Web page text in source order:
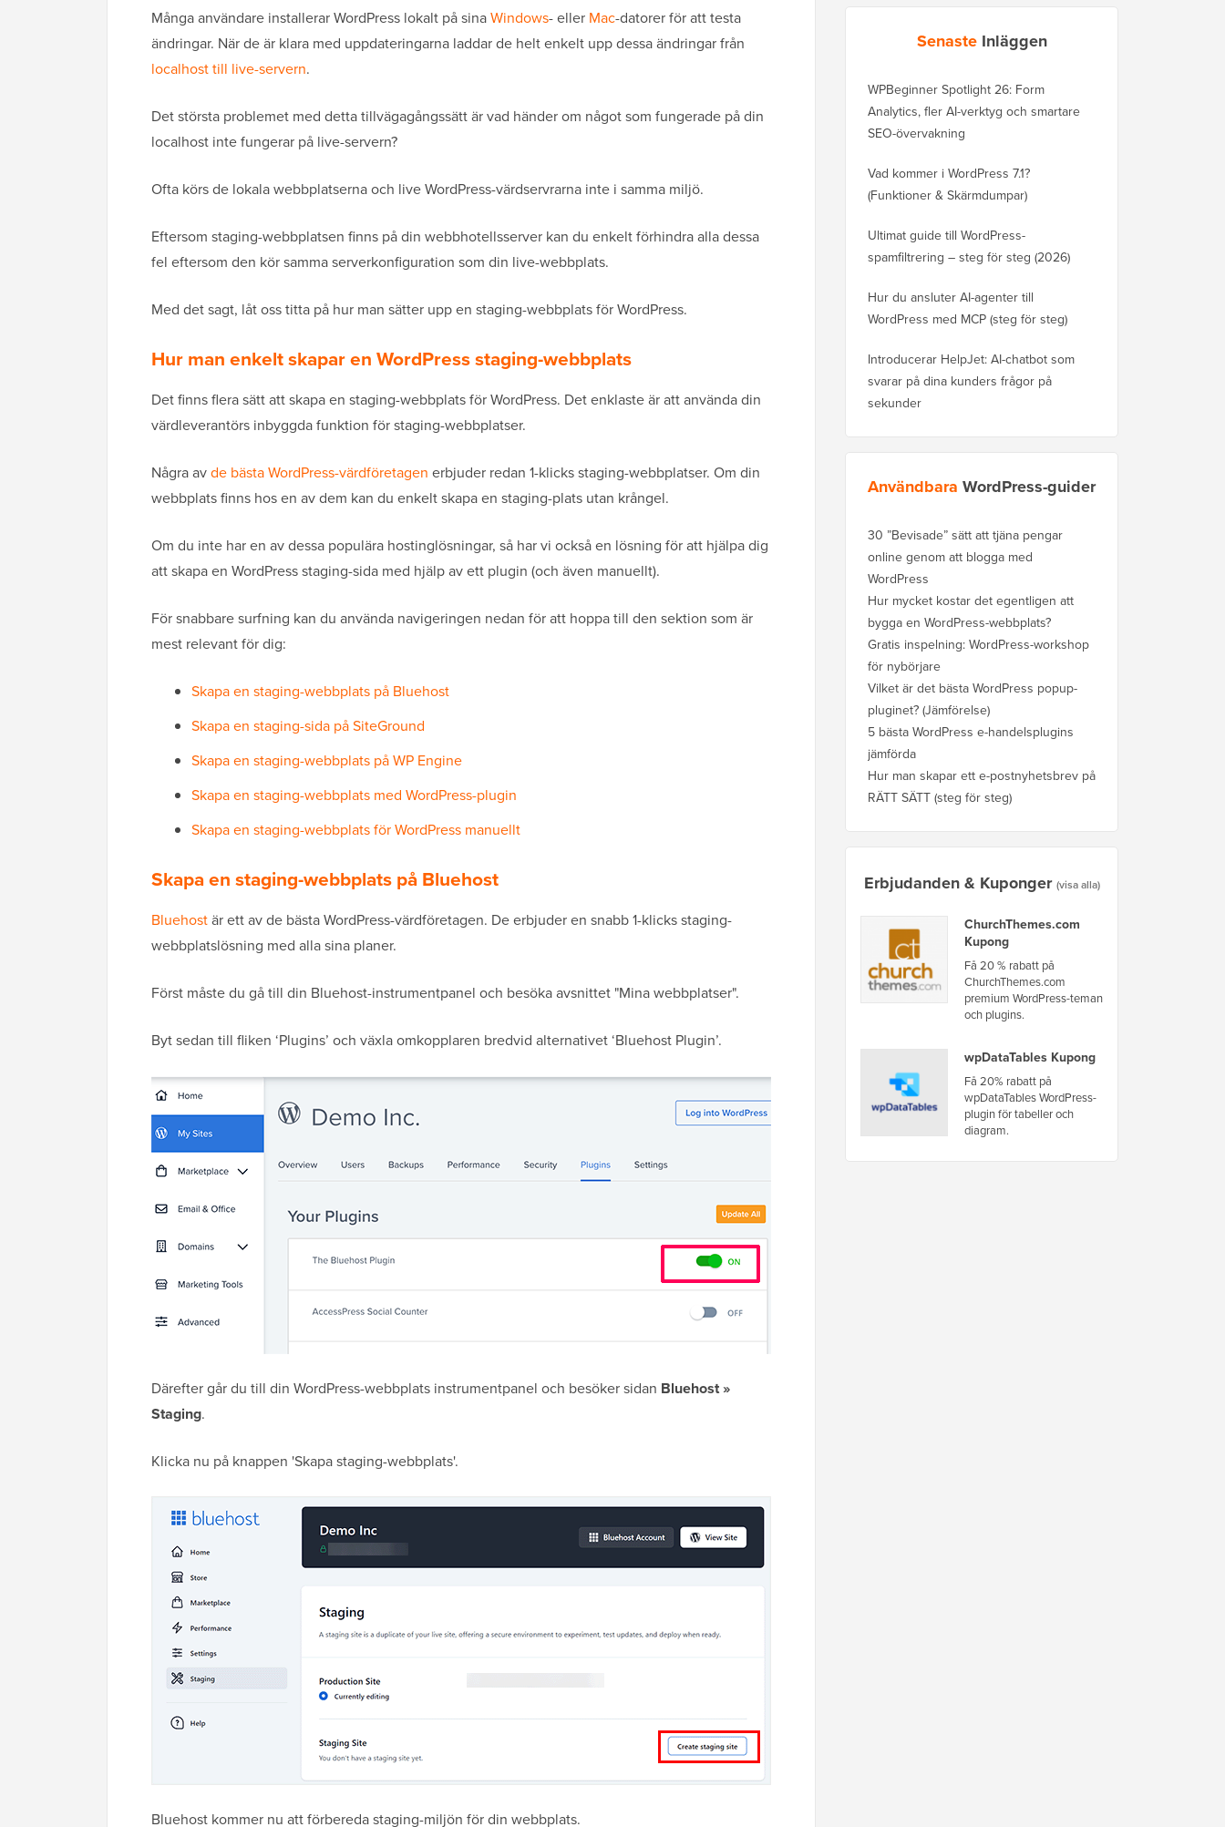
Många användare installerar WordPress lokalt på sinaWindows- eller Mac-datorer för att testa
ändringar. När de är klara med uppdateringarna laddar de helt enkelt upp dessa ändringar från
localhost till live-servern.
Det största problemet med detta tillvägagångssätt är vad händer om något som fungerade på din
localhost inte fungerar på live-servern?
Ofta körs de lokala webbplatserna och live WordPress-värdservrarna inte i samma miljö.
Eftersom staging-webbplatsen finns på din webbhotellsserver kan du enkelt förhindra alla dessa
fel eftersom den kör samma serverkonfiguration som din live-webbplats.
Med det sagt, låt oss titta på hur man sätter upp en staging-webbplats för WordPress.
Hur man enkelt skapar en WordPress staging-webbplats
Det finns flera sätt att skapa en staging-webbplats för WordPress. Det enklaste är att använda din
värdleverantörs inbyggda funktion för staging-webbplatser.
Några avde bästa WordPress-värdföretagen erbjuder redan 1-klicks staging-webbplatser. Om din
webbplats finns hos en av dem kan du enkelt skapa en staging-plats utan krångel.
Om du inte har en av dessa populära hostinglösningar, så har vi också en lösning för att hjälpa dig
att skapa en WordPress staging-sida med hjälp av ett plugin (och även manuellt).
För snabbare surfning kan du använda navigeringen nedan för att hoppa till den sektion som är
mest relevant för dig:
Skapa en staging-webbplats på Bluehost
Skapa en staging-sida på SiteGround
Skapa en staging-webbplats på WP Engine
Skapa en staging-webbplats med WordPress-plugin
Skapa en staging-webbplats för WordPress manuellt
Skapa en staging-webbplats på Bluehost
Bluehostär ett av de bästa WordPress-värdföretagen. De erbjuder en snabb 1-klicks staging-
webbplatslösning med alla sina planer.
Först måste du gå till din Bluehost-instrumentpanel och besöka avsnittet "Mina webbplatser".
Byt sedan till fliken ‘Plugins’ och växla omkopplaren bredvid alternativet ‘Bluehost Plugin’.
Därefter går du till din WordPress-webbplats instrumentpanel och besöker sidan Bluehost »
Staging.
Klicka nu på knappen 'Skapa staging-webbplats'.
Bluehost kommer nu att förbereda staging-miljön för din webbplats.
Senaste Inläggen
WPBeginner Spotlight 26: Form
Analytics, fler AI-verktyg och smartare
SEO-övervakning
Vad kommer i WordPress 7.1?
(Funktioner & Skärmdumpar)
Ultimat guide till WordPress-
spamfiltrering – steg för steg (2026)
Hur du ansluter AI-agenter till
WordPress med MCP (steg för steg)
Introducerar HelpJet: AI-chatbot som
svarar på dina kunders frågor på
sekunder
Användbara WordPress-guider
30 ”Bevisade” sätt att tjäna pengar
online genom att blogga med
WordPress
Hur mycket kostar det egentligen att
bygga en WordPress-webbplats?
Gratis inspelning: WordPress-workshop
för nybörjare
Vilket är det bästa WordPress popup-
pluginet? (Jämförelse)
5 bästa WordPress e-handelsplugins
jämförda
Hur man skapar ett e-postnyhetsbrev på
RÄTT SÄTT (steg för steg)
Erbjudanden & Kuponger (visa alla)
ChurchThemes.com
Kupong
Få 20 % rabatt på
ChurchThemes.com
premium WordPress-teman
och plugins.
wpDataTables Kupong
Få 20% rabatt på
wpDataTables WordPress-
plugin för tabeller och
diagram.